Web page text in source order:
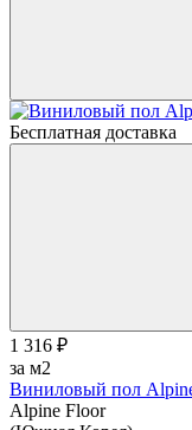
Бесплатная доставка
1 316 ₽
за м2
Виниловый пол
Alpine Floor